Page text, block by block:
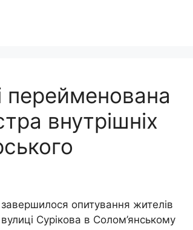
перейменована
внутрішніх
опитування жителів
Сурікова в Солом’янському